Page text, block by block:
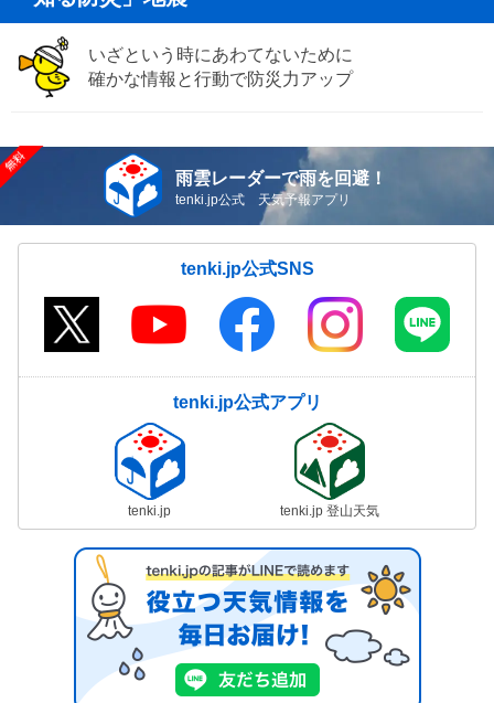
いざという時にあわてないために
確かな情報と行動で防災力アップ
雨雲レーダーで雨を回避！
tenki.jp公式 天気予報アプリ
tenki.jp公式SNS
tenki.jp公式アプリ
tenki.jp tenki.jp 登山天気